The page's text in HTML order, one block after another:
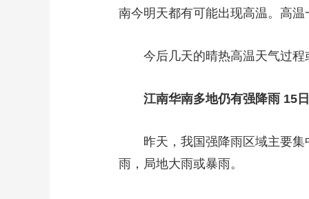
CCTV.节目官网 直播 节目单 栏目 片库
南今明天都有可能出现高温。高
今后几天的晴热高温天气过程
江南华南多地仍有强降雨 15
昨天，我国强降雨区域主要集
雨，局地大雨或暴雨。